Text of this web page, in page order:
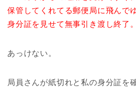
保管してくれてる郵便局に飛んで
身分証を見せて無事引き渡し終了。
あっけない。
局員さんが紙切れと私の身分証を